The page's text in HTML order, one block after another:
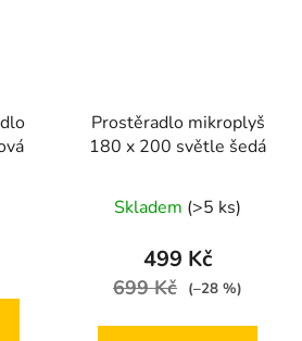
Prostěradlo mikroplyš
180 x 200 světle šedá
Skladem (>5 ks)
499 Kč
699 Kč (–28 %)